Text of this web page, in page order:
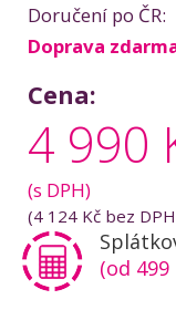
Doručení po ČR:
Doprava
Cena:
4 990
(s DPH)
(4 124 Kč bez
(od 499